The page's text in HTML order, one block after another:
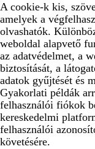
A cookie-k kis,
amelyek a
olvashatók.
weboldal alapvető
az adatvédelmet, a
biztosítását, a
adatok gyűjtését és
Gyakorlati példák
felhasználói fiókok
kereskedelmi
felhasználói
követésére.